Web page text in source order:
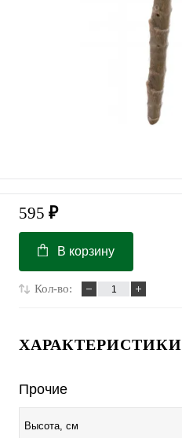
595 ₽
В корзину
Кол-во:
ХАРАКТЕРИСТИКИ
Прочие
Высота, см